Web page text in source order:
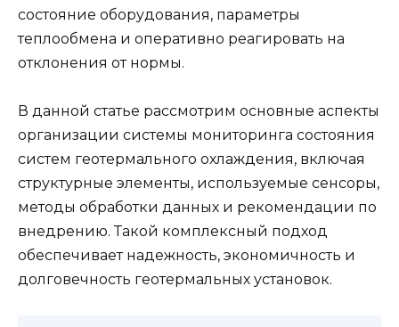
состояние оборудования, параметры
теплообмена и оперативно реагировать на
отклонения от нормы.
В данной статье рассмотрим основные аспекты
организации системы мониторинга состояния
систем геотермального охлаждения, включая
структурные элементы, используемые сенсоры,
методы обработки данных и рекомендации по
внедрению. Такой комплексный подход
обеспечивает надежность, экономичность и
долговечность геотермальных установок.